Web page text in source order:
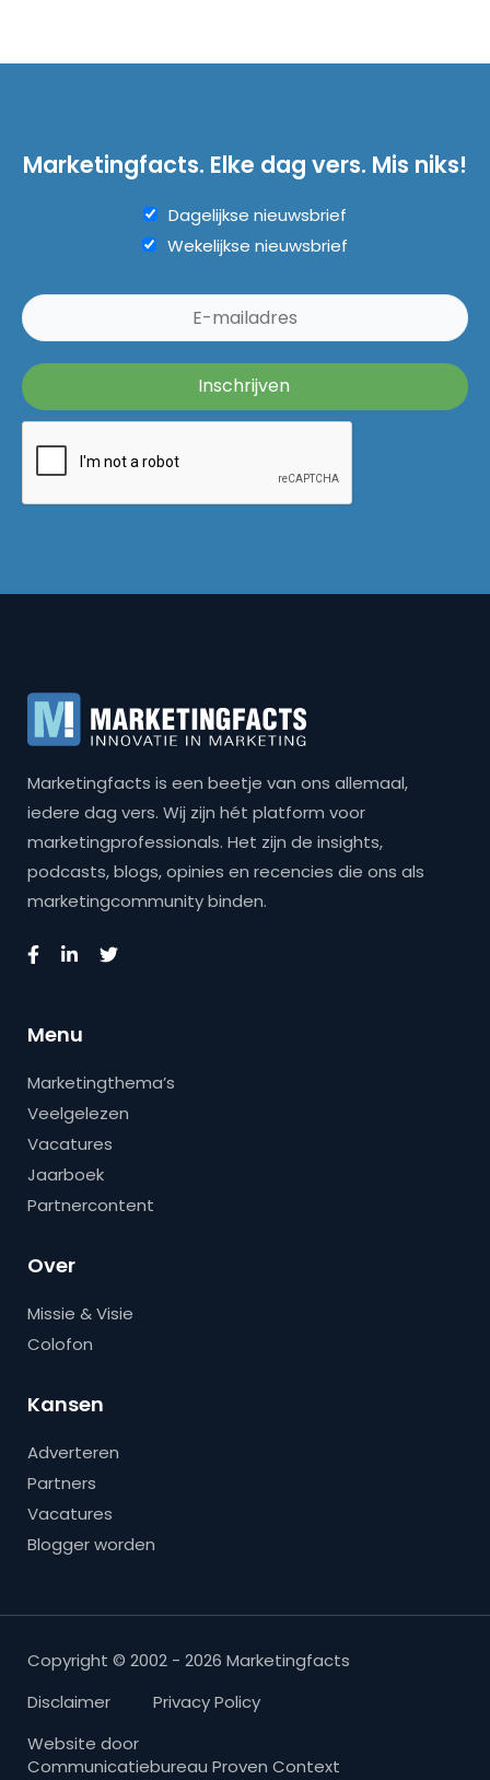
Marketingfacts. Elke dag vers. Mis niks!
Dagelijkse nieuwsbrief
Wekelijkse nieuwsbrief
Marketingfacts is een beetje van ons allemaal,
iedere dag vers. Wij zijn hét platform voor
marketingprofessionals. Het zijn de insights,
podcasts, blogs, opinies en recencies die ons als
marketingcommunity binden.
Menu
Marketingthema’s
Veelgelezen
Vacatures
Jaarboek
Partnercontent
Over
Missie & Visie
Colofon
Kansen
Adverteren
Partners
Vacatures
Blogger worden
Copyright © 2002 - 2026 Marketingfacts
Disclaimer
Privacy Policy
Website door
Communicatiebureau Proven Context